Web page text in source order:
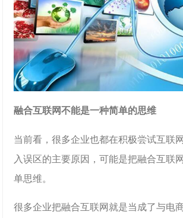
融合互联网不能是一种简单的思维
当前看，很多企业也都在积极尝试互联
入误区的主要原因，可能是把融合互联
单思维。
很多企业把融合互联网就是当成了与电